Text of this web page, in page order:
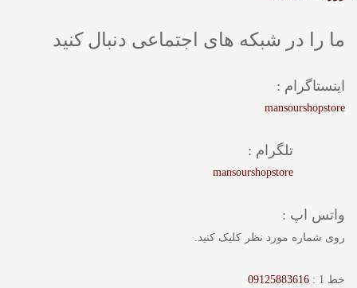
ما را در شبکه های اجتماعی دنبال کنید
اینستاگرام :
mansourshopstore
تلگرام :
mansourshopstore
واتس اپ :
روی شماره مورد نظر کلیک کنید.
خط 1 :
09125883616